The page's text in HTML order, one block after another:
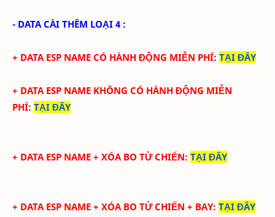
- DATA CÀI THÊM LOẠI 4 :
+ DATA ESP NAME CÓ HÀNH ĐỘNG MIỄN PHÍ: TẠI ĐÂY
+ DATA ESP NAME KHÔNG CÓ HÀNH ĐỘNG MIỄN
PHÍ: TẠI ĐÂY
+ DATA ESP NAME + XÓA BO TỬ CHIẾN: TẠI ĐÂY
+ DATA ESP NAME + XÓA BO TỬ CHIẾN + BAY: TẠI ĐÂY